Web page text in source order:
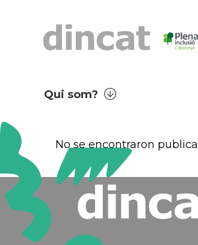
Qui som?
No se encontraron